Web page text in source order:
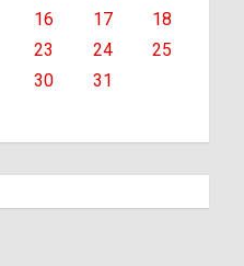
16 17
18
23 24
25
30
31